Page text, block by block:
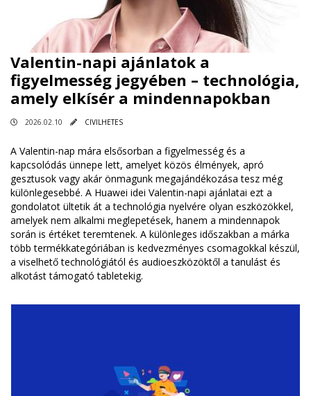
Valentin-napi ajánlatok a
figyelmesség jegyében – technológia,
amely elkísér a mindennapokban
2026.02.10 CIVILHETES
A Valentin-nap mára elsősorban a figyelmesség és a
kapcsolódás ünnepe lett, amelyet közös élmények, apró
gesztusok vagy akár önmagunk megajándékozása tesz még
különlegesebbé. A Huawei idei Valentin-napi ajánlatai ezt a
gondolatot ültetik át a technológia nyelvére olyan eszközökkel,
amelyek nem alkalmi meglepetések, hanem a mindennapok
során is értéket teremtenek. A különleges időszakban a márka
több termékkategóriában is kedvezményes csomagokkal készül,
a viselhető technológiától és audioeszközöktől a tanulást és
alkotást támogató tabletekig.